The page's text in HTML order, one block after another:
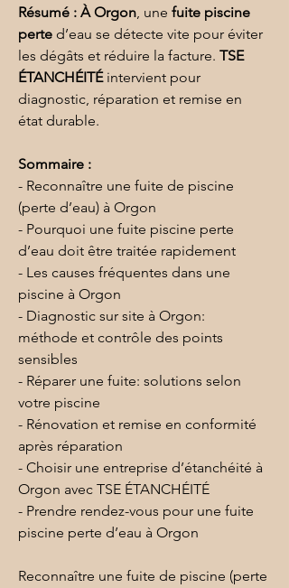
Résumé : À Orgon, une fuite piscine
perte d’eau se détecte vite pour éviter
les dégâts et réduire la facture. TSE
ÉTANCHÉITÉ intervient pour
diagnostic, réparation et remise en
état durable.
Sommaire :
- Reconnaître une fuite de piscine
(perte d’eau) à Orgon
- Pourquoi une fuite piscine perte
d’eau doit être traitée rapidement
- Les causes fréquentes dans une
piscine à Orgon
- Diagnostic sur site à Orgon:
méthode et contrôle des points
sensibles
- Réparer une fuite: solutions selon
votre piscine
- Rénovation et remise en conformité
après réparation
- Choisir une entreprise d’étanchéité à
Orgon avec TSE ÉTANCHÉITÉ
- Prendre rendez-vous pour une fuite
piscine perte d’eau à Orgon
Reconnaître une fuite de piscine (perte